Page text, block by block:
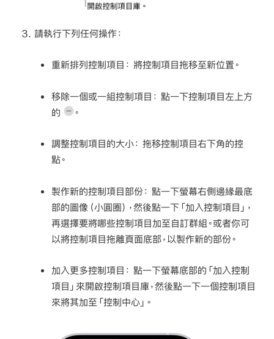
請執行下列任何操作：
重新排列控制項目： 將控制項目拖移至新位置。
移除一個或一組控制項目： 點一下控制項目左上方
的
。
調整控制項目的大小： 拖移控制項目右下角的控
點。
製作新的控制項目部份： 點一下螢幕右側邊緣最底
部的圖像（小圓圈），然後點一下「加入控制項目」，
再選擇要將哪些控制項目加至自訂群組。或者你可
以將控制項目拖離頁面底部，以製作新的部份。
加入更多控制項目： 點一下螢幕底部的「加入控制
項目」來開啟控制項目庫，然後點一下一個控制項目
來將其加至「控制中心」。